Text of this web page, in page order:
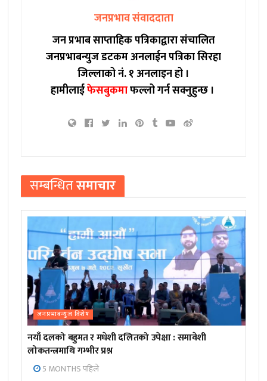
जनप्रभाव संवाददाता
जन प्रभाब साप्ताहिक पत्रिकाद्वारा संचालित
जनप्रभाबन्युज डटकम अनलाईन पत्रिका सिरहा
जिल्लाको नं. १ अनलाइन हो ।
हामीलाईफेसबुकमाफल्लो गर्न सक्नुहुन्छ ।
सम्बन्धितसमाचार
जनप्रभाबन्युज विशेष
नयाँ दलको बहुमत र मधेशी दलितको उपेक्षा : समावेशी
लोकतन्त्रमाथि गम्भीर प्रश्न
5 MONTHS पहिले